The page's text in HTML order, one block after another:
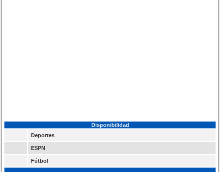
Disponibilidad
Deportes
ESPN
Fútbol